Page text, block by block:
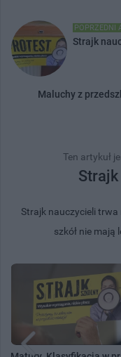
POPRZEDNI
Strajk
Maluchy z
Ten artykuł
Strajk nauczycieli
szkół nie mają